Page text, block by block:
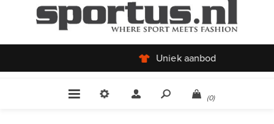
Uniek aanbod
(0)